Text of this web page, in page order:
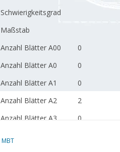
Schwierigkeitsgrad
Maßstab
Anzahl Blätter A00
0
Anzahl Blätter A0
0
Anzahl Blätter A1
0
Anzahl Blätter A2
2
Anzahl Blätter A3
0
MBT